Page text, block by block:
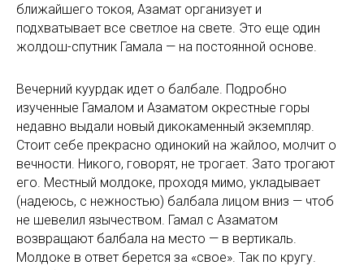
ближайшего токоя, Азамат организует и
подхватывает все светлое на свете. Это еще один
жолдош-спутник Гамала — на постоянной основе.
Вечерний куурдак идет о балбале. Подробно
изученные Гамалом и Азаматом окрестные горы
недавно выдали новый дикокаменный экземпляр.
Стоит себе прекрасно одинокий на жайлоо, молчит о
вечности. Никого, говорят, не трогает. Зато трогают
его. Местный молдоке, проходя мимо, укладывает
(надеюсь, с нежностью) балбала лицом вниз — чтоб
не шевелил язычеством. Гамал с Азаматом
возвращают балбала на место — в вертикаль.
Молдоке в ответ берется за «свое». Так по кругу.